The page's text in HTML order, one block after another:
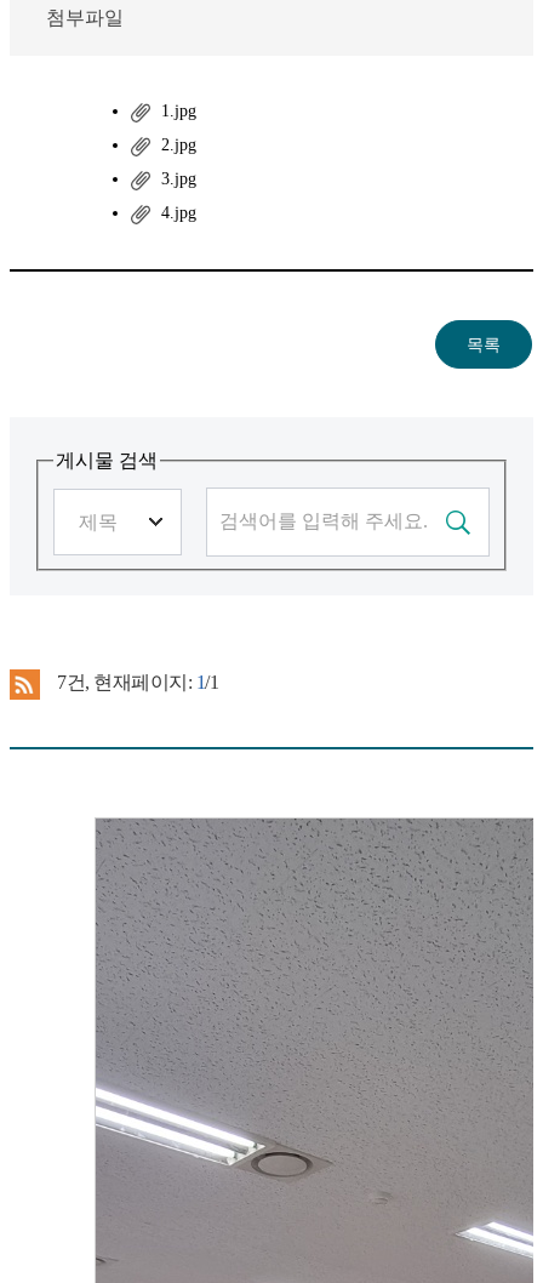
첨부파일
1.jpg
2.jpg
3.jpg
4.jpg
게시물 검색
7건, 현재페이지: 1/1